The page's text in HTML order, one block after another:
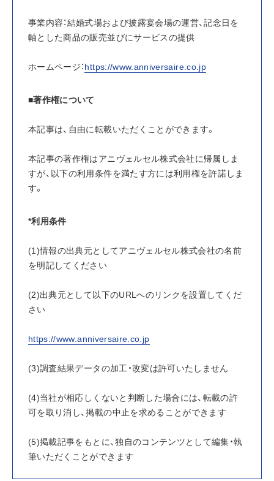
事業内容：結婚式場および披露宴会場の運営、記念日を
軸とした商品の販売並びにサービスの提供
ホームページ：https://www.anniversaire.co.jp
■著作権について
本記事は、自由に転載いただくことができます。
本記事の著作権はアニヴェルセル株式会社に帰属しま
すが、以下の利用条件を満たす方には利用権を許諾しま
す。
*利用条件
(1)情報の出典元としてアニヴェルセル株式会社の名前
を明記してください
(2)出典元として以下のURLへのリンクを設置してくだ
さい
https://www.anniversaire.co.jp
(3)調査結果データの加工・改変は許可いたしません
(4)当社が相応しくないと判断した場合には、転載の許
可を取り消し、掲載の中止を求めることができます
(5)掲載記事をもとに、独自のコンテンツとして編集・執
筆いただくことができます